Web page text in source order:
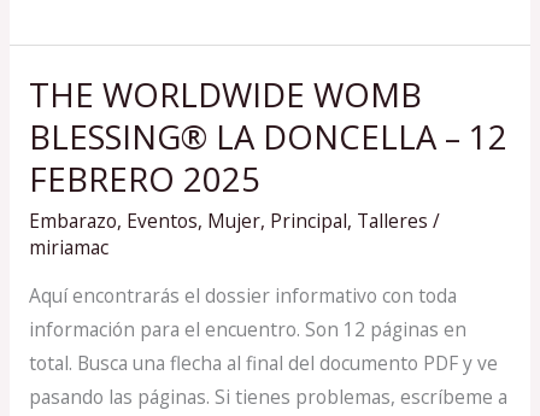
THE WORLDWIDE WOMB
BLESSING® LA DONCELLA – 12
FEBRERO 2025
Embarazo, Eventos, Mujer, Principal, Talleres /
miriamac
Aquí encontrarás el dossier informativo con toda
información para el encuentro. Son 12 páginas en
total. Busca una flecha al final del documento PDF y ve
pasando las páginas. Si tienes problemas, escríbeme a
THE
WORLDWIDE
WOMB
BLESSING®
LA
DONCELLA
–
12
FEBRERO
2025